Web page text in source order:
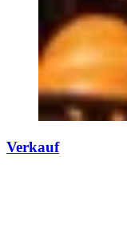
Verkauf